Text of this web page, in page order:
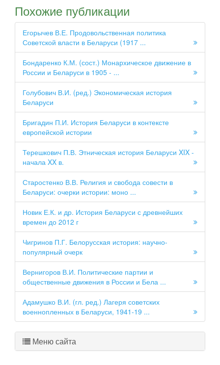
Похожие публикации
Егорычев В.Е. Продовольственная политика
Советской власти в Беларуси (1917 ...
Бондаренко К.М. (сост.) Монархическое движение в
России и Беларуси в 1905 - ...
Голубович В.И. (ред.) Экономическая история
Беларуси
Бригадин П.И. История Беларуси в контексте
европейской истории
Терешкович П.В. Этническая история Беларуси XIX -
начала XX в.
Старостенко В.В. Религия и свобода совести в
Беларуси: очерки истории: моно ...
Новик Е.К. и др. История Беларуси с древнейших
времен до 2012 г
Чигринов П.Г. Белорусская история: научно-
популярный очерк
Вернигоров В.И. Политические партии и
общественные движения в России и Бела ...
Адамушко В.И. (гл. ред.) Лагеря советских
военнопленных в Беларуси, 1941-19 ...
Меню сайта